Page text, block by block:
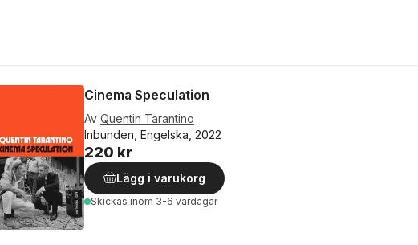
Cinema Speculation
Av Quentin Tarantino
Inbunden, Engelska, 2022
220 kr
Lägg i varukorg
Skickas inom 3-6 vardagar